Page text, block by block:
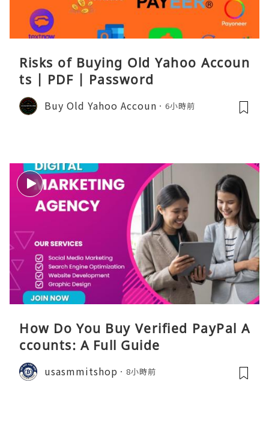
Risks of Buying Old Yahoo Accoun
ts | PDF | Password
Buy Old Yahoo Accoun 6小時前
How Do You Buy Verified PayPal A
ccounts: A Full Guide
usasmmitshop 8小時前